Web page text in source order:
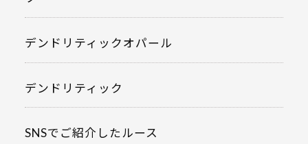
デンドリティックオパール
デンドリティック
SNSでご紹介したルース